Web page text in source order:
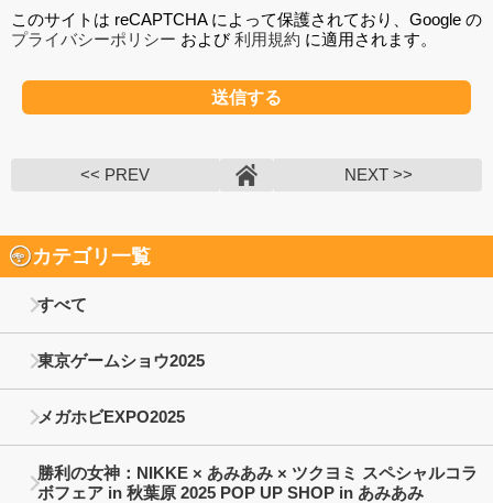
このサイトは reCAPTCHA によって保護されており、Google の
プライバシーポリシー および利用規約 に適用されます。
<< PREV NEXT >>
カテゴリ一覧
すべて
東京ゲームショウ2025
メガホビEXPO2025
勝利の女神：NIKKE × あみあみ × ツクヨミ スペシャルコラ
ボフェア in 秋葉原 2025 POP UP SHOP in あみあみ